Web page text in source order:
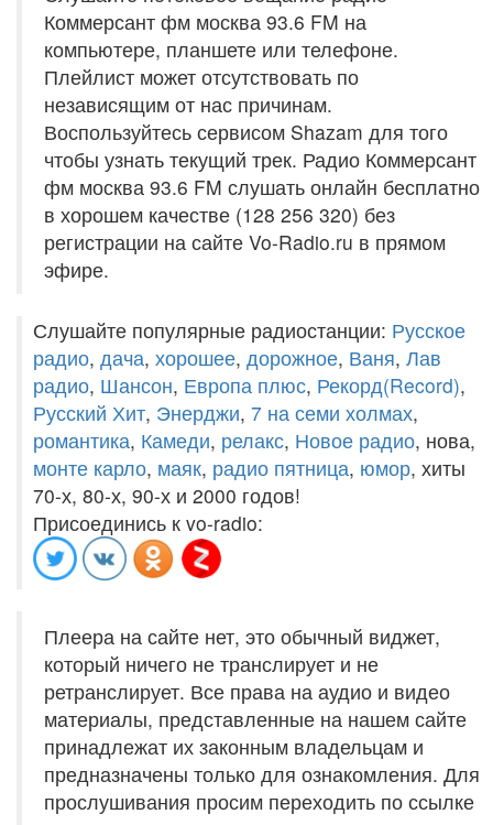
Коммерсант фм москва 93.6 FM на
компьютере, планшете или телефоне.
Плейлист может отсутствовать по
независящим от нас причинам.
Воспользуйтесь сервисом Shazam для того
чтобы узнать текущий трек. Радио Коммерсант
фм москва 93.6 FM слушать онлайн бесплатно
в хорошем качестве (128 256 320) без
регистрации на сайте Vo-Radio.ru в прямом
эфире.
Слушайте популярные радиостанции: Русское
радио, дача, хорошее, дорожное, Ваня, Лав
радио, Шансон, Европа плюс, Рекорд(Record),
Русский Хит, Энерджи, 7 на семи холмах,
романтика, Камеди, релакс, Новое радио, нова,
монте карло, маяк, радио пятница, юмор, хиты
70-х, 80-х, 90-х и 2000 годов!
Присоединись к vo-radio:
Плеера на сайте нет, это обычный виджет,
который ничего не транслирует и не
ретранслирует. Все права на аудио и видео
материалы, представленные на нашем сайте
принадлежат их законным владельцам и
предназначены только для ознакомления. Для
прослушивания просим переходить по ссылке